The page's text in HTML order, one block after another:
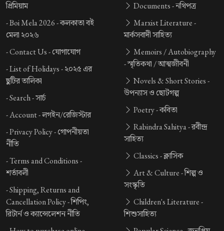
প্রিমিয়াম
-Boi Mela 2026 -কলকাতা বই
মেলা ২০২৬
-Contact Us -যোগাযোগ
-List of Holidays -২০২৫ এর
ছুটির তালিকা
-Search -সার্চ
-Account -লগইন/রেজিস্টার
-Privacy Policy -গোপনীয়তা
নীতি
-Terms and Conditions -
শর্তাবলী
-Shipping, Returns and
Cancellation Policy -শিপিং,
রিটার্ন ও ক্যান্সেলেশন নীতি
Documents -নথিপত্র
Marxist Literature -
মার্কসবাদী সাহিত্য
Memoirs / Autobiography
-স্মৃতিকথা / আত্মজীবনী
Novels & Short Stories -
উপন্যাস ও ছোটগল্প
Poetry -কবিতা
Rabindra Sahitya -রবীন্দ্র
সাহিত্য
Classics -ক্লাসিক
Art & Culture -শিল্প ও
সংস্কৃতি
Children's Literature -
শিশুসাহিত্য